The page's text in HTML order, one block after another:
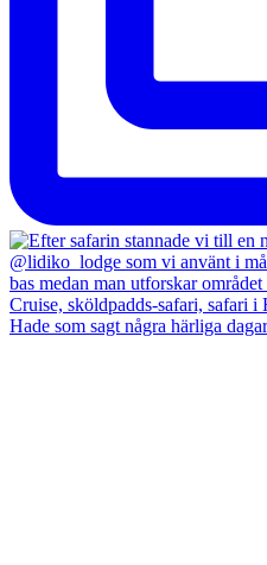
Hade som sagt några härliga